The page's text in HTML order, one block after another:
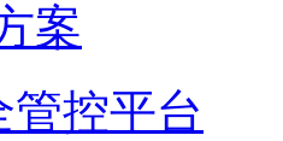
案
管控平台